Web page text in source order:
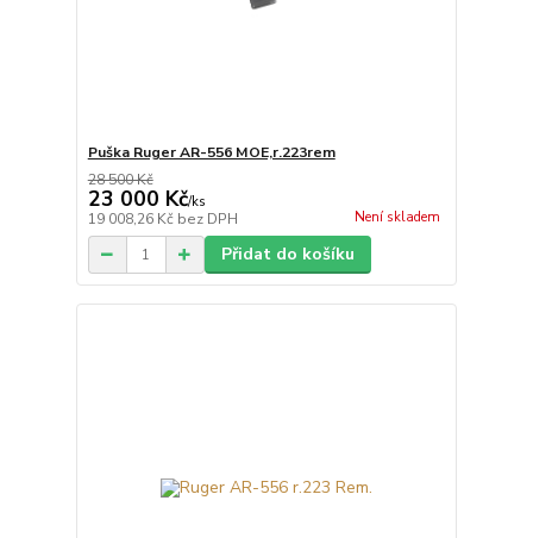
Puška Ruger AR-556 MOE,r.223rem
28 500 Kč
23 000 Kč/ks
19 008,26 Kč bez DPH Není skladem
Přidat do košíku